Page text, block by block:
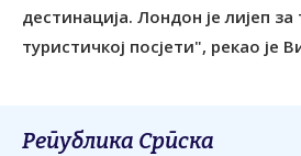
дестинација. Лондон је лијеп
туристичкој посјети", рекао је
Република Српска